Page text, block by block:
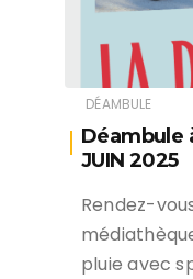
DÉAMBULE
Déambule
JUIN 2025
Rendez-
pluie avec